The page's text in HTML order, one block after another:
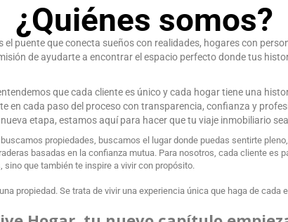
¿Quiénes somos?
puente que conecta sueños con realidades, hogares con
de ayudarte a encontrar el espacio perfecto donde tus
que cada cliente es único y cada hogar tiene una
en cada paso del proceso con transparencia, confianza y
etapa, estamos aquí para hacer que tu viaje inmobiliario
propiedades, buscamos el lugar donde puedas sentirte
basadas en la confianza mutua. Para nosotros, cada cliente es
que también te inspire a vivir con propósito.
propiedad. Se trata de vivir una experiencia única que haga de